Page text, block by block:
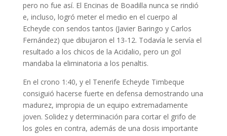
pero no fue así. El Encinas de Boadilla nunca se rindió
e, incluso, logró meter el medio en el cuerpo al
Echeyde con sendos tantos (Javier Baringo y Carlos
Fernández) que dibujaron el 13-12. Todavía le servía el
resultado a los chicos de la Acidalio, pero un gol
mandaba la eliminatoria a los penaltis.
En el crono 1:40, y el Tenerife Echeyde Timbeque
consiguió hacerse fuerte en defensa demostrando una
madurez, impropia de un equipo extremadamente
joven. Solidez y determinación para cortar el grifo de
los goles en contra, además de una dosis importante